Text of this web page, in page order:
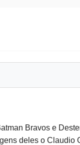
Bravos e
deles o Claudio